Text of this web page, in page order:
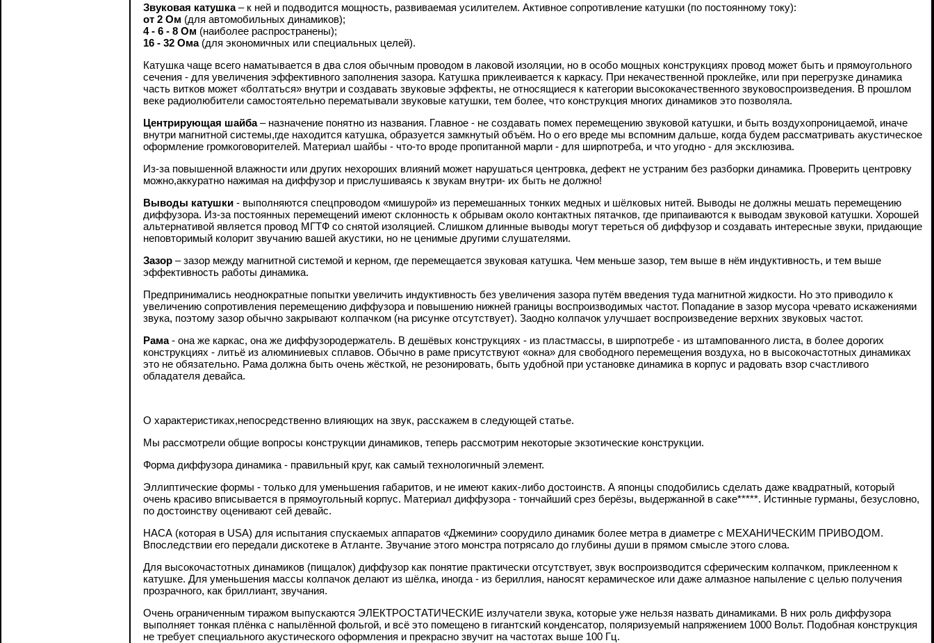
Звуковая катушка– к ней и подводится мощность, развиваемая усилителем. Активное сопротивление катушки (по постоянному току):
от 2 Ом (для автомобильных динамиков);
4 - 6 - 8 Ом (наиболее распространены);
16 - 32 Ома(для экономичных или специальных целей).
Катушка чаще всего наматывается в два слоя обычным проводом в лаковой изоляции, но в особо мощных конструкциях провод может быть и прямоугольного
сечения - для увеличения эффективного заполнения зазора. Катушка приклеивается к каркасу. При некачественной проклейке, или при перегрузке динамика
часть витков может «болтаться» внутри и создавать звуковые эффекты, не относящиеся к категории высококачественного звуковоспроизведения. В прошлом
веке радиолюбители самостоятельно перематывали звуковые катушки, тем более, что конструкция многих динамиков это позволяла.
Центрирующая шайба– назначение понятно из названия. Главное - не создавать помех перемещению звуковой катушки, и быть воздухопроницаемой, иначе
внутри магнитной системы,где находится катушка, образуется замкнутый объём. Но о его вреде мы вспомним дальше, когда будем рассматривать акустическое
оформление громкоговорителей. Материал шайбы - что-то вроде пропитанной марли - для ширпотреба, и что угодно - для эксклюзива.
Из-за повышенной влажности или других нехороших влияний может нарушаться центровка, дефект не устраним без разборки динамика. Проверить центровку
можно,аккуратно нажимая на диффузор и прислушиваясь к звукам внутри- их быть не должно!
Выводы катушки - выполняются спецпроводом «мишурой» из перемешанных тонких медных и шёлковых нитей. Выводы не должны мешать перемещению
диффузора. Из-за постоянных перемещений имеют склонность к обрывам около контактных пятачков, где припаиваются к выводам звуковой катушки. Хорошей
альтернативой является провод МГТФ со снятой изоляцией. Слишком длинные выводы могут тереться об диффузор и создавать интересные звуки, придающие
неповторимый колорит звучанию вашей акустики, но не ценимые другими слушателями.
Зазор – зазор между магнитной системой и керном, где перемещается звуковая катушка. Чем меньше зазор, тем выше в нём индуктивность, и тем выше
эффективность работы динамика.
Предпринимались неоднократные попытки увеличить индуктивность без увеличения зазора путём введения туда магнитной жидкости. Но это приводило к
увеличению сопротивления перемещению диффузора и повышению нижней границы воспроизводимых частот. Попадание в зазор мусора чревато искажениями
звука, поэтому зазор обычно закрывают колпачком (на рисунке отсутствует). Заодно колпачок улучшает воспроизведение верхних звуковых частот.
Рама- она же каркас, она же диффузородержатель. В дешёвых конструкциях - из пластмассы, в ширпотребе - из штампованного листа, в более дорогих
конструкциях - литьё из алюминиевых сплавов. Обычно в раме присутствуют «окна» для свободного перемещения воздуха, но в высокочастотных динамиках
это не обязательно. Рама должна быть очень жёсткой, не резонировать, быть удобной при установке динамика в корпус и радовать взор счастливого
обладателя девайса.
О характеристиках,непосредственно влияющих на звук, расскажем в следующей статье.
Мы рассмотрели общие вопросы конструкции динамиков, теперь рассмотрим некоторые экзотические конструкции.
Форма диффузора динамика - правильный круг, как самый технологичный элемент.
Эллиптические формы - только для уменьшения габаритов, и не имеют каких-либо достоинств. А японцы сподобились сделать даже квадратный, который
очень красиво вписывается в прямоугольный корпус. Материал диффузора - тончайший срез берёзы, выдержанной в саке*****. Истинные гурманы, безусловно,
по достоинству оценивают сей девайс.
НАСА (которая в USA) для испытания спускаемых аппаратов «Джемини» соорудило динамик более метра в диаметре с МЕХАНИЧЕСКИМ ПРИВОДОМ.
Впоследствии его передали дискотеке в Атланте. Звучание этого монстра потрясало до глубины души в прямом смысле этого слова.
Для высокочастотных динамиков (пищалок) диффузор как понятие практически отсутствует, звук воспроизводится сферическим колпачком, приклеенном к
катушке. Для уменьшения массы колпачок делают из шёлка, иногда - из бериллия, наносят керамическое или даже алмазное напыление с целью получения
прозрачного, как бриллиант, звучания.
Очень ограниченным тиражом выпускаются ЭЛЕКТРОСТАТИЧЕСКИЕ излучатели звука, которые уже нельзя назвать динамиками. В них роль диффузора
выполняет тонкая плёнка с напылённой фольгой, и всё это помещено в гигантский конденсатор, поляризуемый напряжением 1000 Вольт. Подобная конструкция
не требует специального акустического оформления и прекрасно звучит на частотах выше 100 Гц.